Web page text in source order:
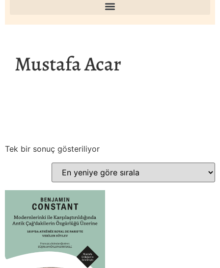
Mustafa Acar
Tek bir sonuç gösteriliyor